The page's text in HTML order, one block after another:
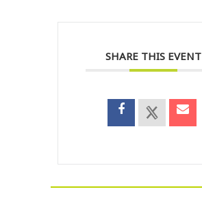
SHARE THIS EVENT